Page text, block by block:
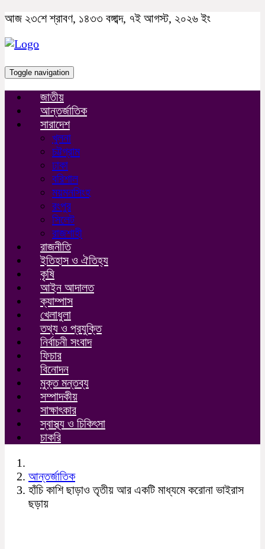
আজ ২৩শে শ্রাবণ, ১৪৩৩ বঙ্গাব্দ, ৭ই আগস্ট, ২০২৬ ইং
Toggle navigation
জাতীয়
আন্তর্জাতিক
সারাদেশ
খুলনা
চট্টগ্রাম
ঢাকা
বরিশাল
ময়মনসিংহ
রংপুর
সিলেট
রাজশাহী
রাজনীতি
ইতিহাস ও ঐতিহ্য
কৃষি
আইন আদালত
ক্যাম্পাস
খেলাধুলা
তথ্য ও প্রযুক্তি
নির্বাচনী সংবাদ
ফিচার
বিনোদন
মুক্ত মন্তব্য
সম্পাদকীয়
সাক্ষাৎকার
স্বাস্থ্য ও চিকিৎসা
চাকরি
আন্তর্জাতিক
হাঁচি কাশি ছাড়াও তৃতীয় আর একটি মাধ্যমে করোনা ভাইরাস
ছড়ায়